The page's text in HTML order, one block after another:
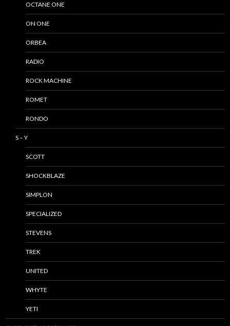
OCTANE ONE
ON ONE
ORBEA
RADIO
ROCK MACHINE
ROMET
RONDO
S – Y
SCOTT
SHOCKBLAZE
SIMPLON
SPECIALIZED
STEVENS
TREK
UNITED
WHYTE
YETI